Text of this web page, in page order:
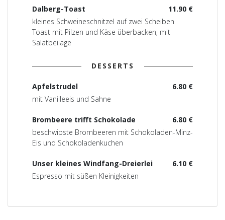
11.90 €
Dalberg-Toast
kleines Schweineschnitzel auf zwei Scheiben
Toast mit Pilzen und Käse überbacken, mit
Salatbeilage
DESSERTS
6.80 €
Apfelstrudel
mit Vanilleeis und Sahne
6.80 €
Brombeere trifft Schokolade
beschwipste Brombeeren mit Schokoladen-Minz-
Eis und Schokoladenkuchen
6.10 €
Unser kleines Windfang-Dreierlei
Espresso mit süßen Kleinigkeiten